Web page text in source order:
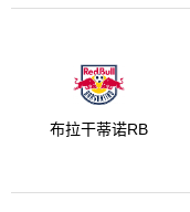
布拉干蒂诺RB